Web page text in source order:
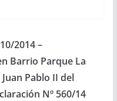
2014 –
Barrio Parque La
Pablo II del
Nº 560/14